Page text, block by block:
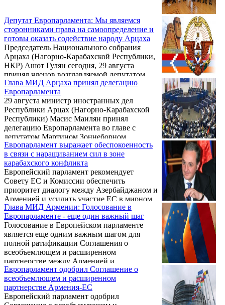
меликств, по свидетельству грузинского
царя Ираклия II, было семь: пять
внутренних ...
Депутат Европарламента: Мы являемся
сторонниками права на самоопределение и
готовы оказать содействие народу Арцаха
Председатель Национального собрания
Арцаха (Нагорно-Карабахской Республики,
НКР) Ашот Гулян сегодня, 29 августа
принял членов возглавляемой депутатом
Европарламента Мартином Зонеборном
делегации, прибывшей в Арцах в
сопровождении председателя комитета Ай
Дата Европы Гаспара Карапетяна и
исполнительного директора комиссии
Эгине Эвинян. Подробности сообщает
пресс-служба парламента НКР.
Глава МИД Арцаха принял делегацию
Европарламента
29 августа министр иностранных дел
Республики Арцах (Нагорно-Карабахской
Республики) Масис Маилян принял
делегацию Европарламента во главе с
депутатом Мартином Зоннеборном.
Европарламент выражает обеспокоенность
в связи с наращиванием сил в зоне
карабахского конфликта
Европейский парламент рекомендует
Совету ЕС и Комиссии обеспечить
приоритет диалогу между Азербайджаном и
Арменией и усилить участие ЕС в мирном
разрешении нагорно-карабахского
конфликта в соответствии с Основными
принципами ОБСЕ 2009 года. Об этом
говорится в документе, содержащем
рекомендации по переговорам по
Всеобъемлющему соглашению ЕС-
Азербайджан.
Глава МИД Армении: Голосование в
Европарламенте - еще один важный шаг
Голосование в Европейском парламенте
является еще одним важным шагом для
полной ратификации Соглашения о
всеобъемлющем и расширенном
партнерстве между Арменией и
Европейским союзом. Об этом в своем
микроблоге в Twitter написал глава МИД
Армении Зограб Мнацаканян.
Европарламент одобрил Соглашение о
всеобъемлющем и расширенном
партнерстве Армения-ЕС
Европейский парламент одобрил